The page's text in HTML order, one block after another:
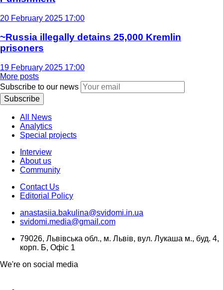
20 February 2025 17:00
~Russia illegally detains 25,000 Kremlin
prisoners
19 February 2025 17:00
More posts
Subscribe to our news
Subscribe
All News
Analytics
Special projects
Interview
About us
Community
Contact Us
Editorial Policy
anastasiia.bakulina@svidomi.in.ua
svidomi.media@gmail.com
79026, Львівська обл., м. Львів, вул. Лукаша м., буд. 4,
корп. Б, Офіс 1
We're on social media